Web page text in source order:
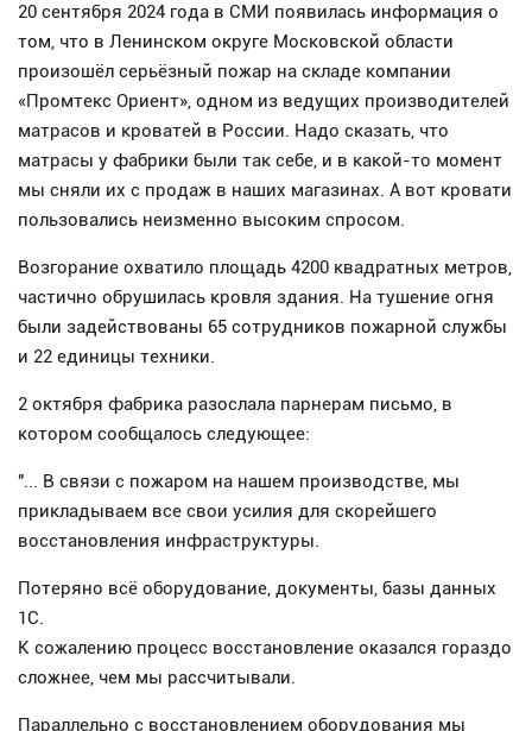
20 сентября 2024 года в СМИ появилась информация о
том, что в Ленинском округе Московской области
произошёл серьёзный пожар на складе компании
«Промтекс Ориент», одном из ведущих производителей
матрасов и кроватей в России. Надо сказать, что
матрасы у фабрики были так себе, и в какой-то момент
мы сняли их с продаж в наших магазинах. А вот кровати
пользовались неизменно высоким спросом.
Возгорание охватило площадь 4200 квадратных метров,
частично обрушилась кровля здания. На тушение огня
были задействованы 65 сотрудников пожарной службы
и 22 единицы техники.
2 октября фабрика разослала парнерам письмо, в
котором сообщалось следующее:
"... В связи с пожаром на нашем производстве, мы
прикладываем все свои усилия для скорейшего
восстановления инфраструктуры.
Потеряно всё оборудование, документы, базы данных
1С.
К сожалению процесс восстановление оказался гораздо
сложнее, чем мы рассчитывали.
Параллельно с восстановлением оборудования мы